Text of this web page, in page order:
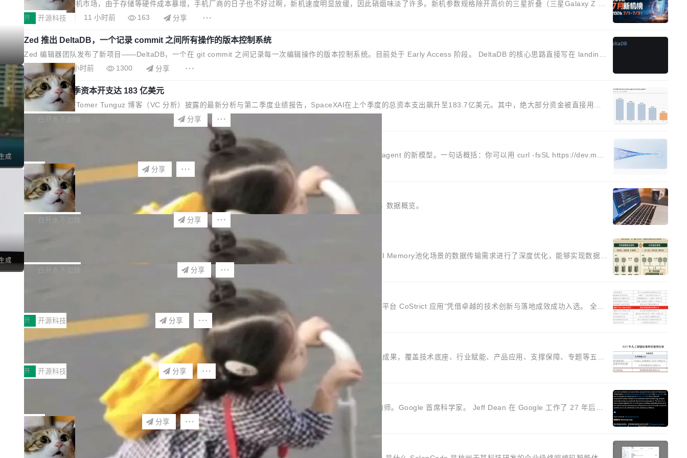
成
成
2026年7月的手机市场，由于存储等硬件成本暴增，手机厂商的日子也不好过啊，新机速度明显放缓，因此硝烟味淡了许多。新机参数规格除开高价的三星折叠（三星Galaxy Z Fo
ld8 Ultra / Z Fold8 / Z Flip8）外，其余要么是中低端机器，例如iQOO Z11i、REDMI Note 17、REDMI Note 17 Pro、OPPO K15，要么是vivo X300 E这样的次旗舰。 Galaxy
开 开源科技 11 小时前 163 分享
Zed 推出 DeltaDB，一个记录 commit 之间所有操作的版本控制系统
Zed 编辑器团队发布了新项目——DeltaDB，一个在 git commit 之间记录每一次编辑操作的版本控制系统。目前处于 Early Access 阶段。 DeltaDB 的核心思路直接写在 landing
page 最显眼的位置：「Software is made between commits」——软件是在 commit 之间写出来的。git 只记录了你提交的最终状态，但真正的工作过程——打字、删改、试错、
agent 对话——都在 commit 之间的空隙里丢失了。 DeltaDB 要做的就是把这段空隙补上。 回退到任何一次编辑：DeltaDB 捕获 commit 之间的每一次操作，...
局 11 小时前 1300 分享
SpaceXAI 单季资本开支达 183 亿美元
根据风险投资人Tomer Tunguz 博客（VC 分析）披露的最新分析与第二季度业绩报告，SpaceXAI在上个季度的总资本支出飙升至183.7亿美元。其中，绝大部分资金被直接用于
AI 领域，金额高达158.3亿美元，这一单项投入已经逼近微软同期总资本开支的四成。 与亚马逊、Alphabet、微软以及 Meta 等传统科技巨头相比，SpaceXAI的资金消耗速度尤
为引人瞩目。然而，支撑庞大支出的资金来源却呈现出截然不同的面貌。数据显示，微软和 Meta 主要依托充沛的经营现金流来覆盖资本开支，其资本支出覆盖率分别达到155%
和106%;而SpaceXAI的经营现金流仅能覆盖资本开支的12...
白开水不加糖 分享
Meta 发布终端编程 Agent“Muse Code” 和 Muse Spark 1.2 模型
Meta 今天发布了两款 AI 产品：Muse Code，一个在终端里运行的编程 agent；Muse Spark 1.2，驱动这个 agent 的新模型。一句话概括：你可以用 curl -fsSL https://dev.met
a.ai/install.sh | bash 安装一个能在大项目里自动规划、写代码、验证结果的 AI 终端工具。 据介绍，Muse Code 是 Meta 的编程 agent 产品。它和市场上已有的终端编程 agent
在设计理念上有几个明显的差异点。 异步后台 agent：Muse Code 有一个主 agent 循环，外加一组后台 agent。这些后台 agent...
局 12 小时前 分享
美团开源 LoHoSearch，用知识图谱校准 AI 能力认知
机器出题的前提，是让机器拥有全局视野。整个构建流程可以分为四个环节：建图 → 控制难度 → 质量把关 → 数据概览。
白开水不加糖
分享
腾讯网平团队宣布开源了 UCL-MPComm 通信库，并将作为transport接入Mooncake TENT。该通信库针对AI Memory池化场景的数据传输需求进行了深度优化，能够实现数据中
心内大规模计算节点间多种内存类型的高性能通信。 UCL-MPComm将作为一种传输引擎接入Mooncake TENT，实现零拷贝传输性能提升30%、非零拷贝传输性能最高提升5倍。
UCL-MPComm底层基于自研UCL-Engine通信引擎，后续腾讯网平将持续开源更多基于UCL-Engine的高性能通信组件。 腾讯网平团队在UCL-MPComm中实现了一个独立于业务
白开水不加糖 分享
近日，工信部科技司公示《2025人工智能应用典型案例入选名单》，深信服“面向企业研发场景的开源 AI 编程平台 CoStrict 应用”凭借卓越的技术创新与落地成效成功入选。 全链
路私有化部署，助力企业AI研发安全落地 当前，越来越多企业已经开始引入 AI Coding 工具，通过调用公有云模型或企业内部部署模型提升研发效率。但随着 AI Coding 从个人辅
助工具逐步走向团队级、组织级应用，企业在规模化落地过程中，对安全性、可控性和代码质量提出了更高要求。 首先是数据安全与合规要求。对于大多数普通研发场景，公有云
模型能够满足快速试用和效率提升的需求。但对于金融、能源、医疗等对数据安全要求较...
开 开源科技 16 小时前 分享
深信服AI算力网关入选工信部人工智能应用典型案例！
前不久，工业和信息化部正式发布《2025年人工智能应用典型案例名单》，集中展示人工智能在各领域的应用成果，覆盖技术底座、行业赋能、产品应用、支撑保障、专题等五大
方向。深信服AI算力网关（AI创新平台）成功入选！ 随着各行各业的Agent走向规模化建设，算力构成形态逐渐丰富，用户关注的重点也在发生变化：不只是让AI用起来，还要进
一步看清混合算力时代下，Token花在哪里、算力是否被充分利用，以及持续增长的AI成本该如何优化。 深信服AI算力网关正是围绕这些实际问题，从Token治理和成本治理两个
方面，让用户的每一份算力都看得清、管得住、用得稳、省得下、更安全！ 一、从现在开始，Token使用一目...
开 开源科技 114 分享
Jeff Dean 离开 Google：一个时代的结束，一个实验室的开始
Google 员工编号 20。MapReduce 作者之一。Bigtable 作者之一。TensorFlow 的作者之一。Gemini 的架构师。Google 首席科学家。 Jeff Dean 在 Google 工作了 27 年后，
宣布离职。 他不是一个人走。一同离开的还有 Sanjay Ghemawat（Google 员工编号 23，Jeff Dean 二十多年的编程搭档，MapReduce 和 Bigtable 的共同作者）、Quoc Le
（Google 大脑核心成员，Seq2Seq 和 DocAI 的共同发明人）以及 Oriol Vinyals（Gemini 联合负责人，AlphaSta...
局 18 小时前 2633 分享
🔥 SolonCode v2026.8.4 发布：界面字体可调、22 种语言、记忆搜索增强